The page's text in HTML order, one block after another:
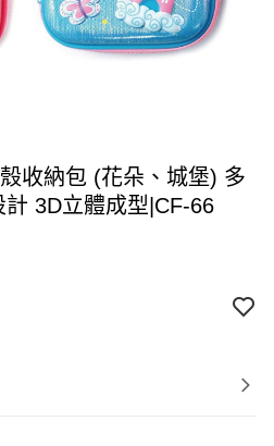
收納包 (花朵、城堡) 多
3D立體成型|CF-66